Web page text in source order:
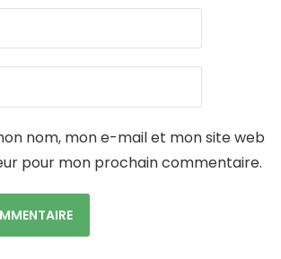
nom, mon e-mail et mon site web
pour mon prochain commentaire.